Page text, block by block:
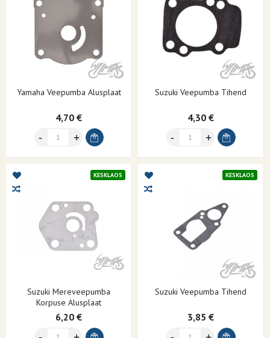
Yamaha Veepumba Alusplaat
4,70 €
Suzuki Veepumba Tihend
4,30 €
KESKLAOS
Suzuki Mereveepumba
Korpuse Alusplaat
6,20 €
KESKLAOS
Suzuki Veepumba Tihend
3,85 €